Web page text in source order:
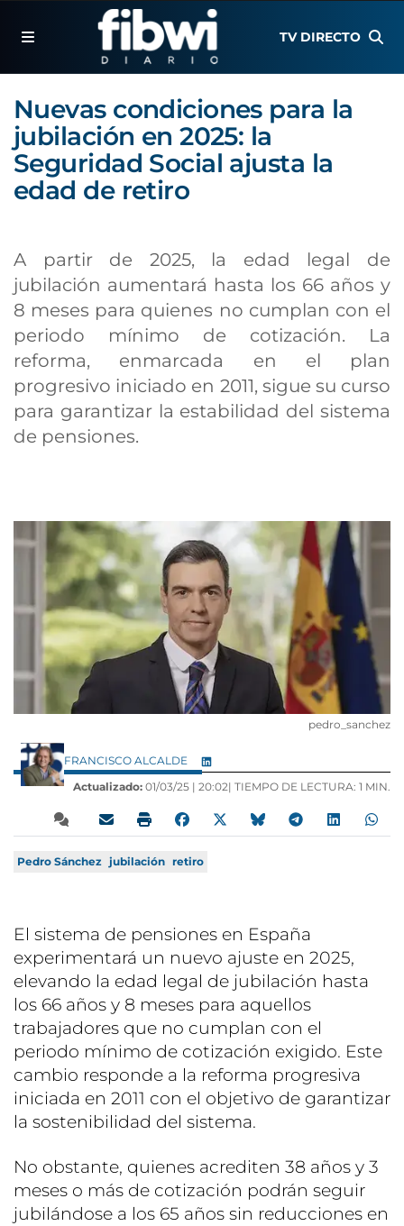
TV DIRECTO
Nuevas condiciones para la
jubilación en 2025: la
Seguridad Social ajusta la
edad de retiro
A partir de 2025, la edad legal de
jubilación aumentará hasta los 66 años y
8 meses para quienes no cumplan con el
periodo mínimo de cotización. La
reforma, enmarcada en el plan
progresivo iniciado en 2011, sigue su curso
para garantizar la estabilidad del sistema
de pensiones.
pedro_sanchez
FRANCISCO ALCALDE
Actualizado: 01/03/25 | 20:02| TIEMPO DE LECTURA: 1 MIN.
Pedro Sánchez jubilación retiro
El sistema de pensiones en España
experimentará un nuevo ajuste en 2025,
elevando la edad legal de jubilación hasta
los 66 años y 8 meses para aquellos
trabajadores que no cumplan con el
periodo mínimo de cotización exigido. Este
cambio responde a la reforma progresiva
iniciada en 2011 con el objetivo de garantizar
la sostenibilidad del sistema.
No obstante, quienes acrediten 38 años y 3
meses o más de cotización podrán seguir
jubilándose a los 65 años sin reducciones en